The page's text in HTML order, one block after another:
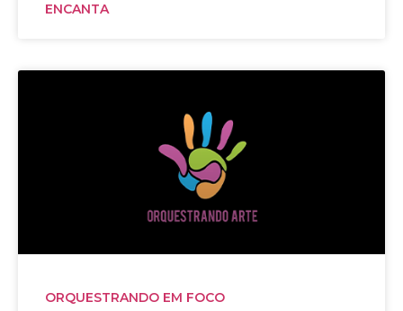
ENCANTA
ORQUESTRANDO EM FOCO